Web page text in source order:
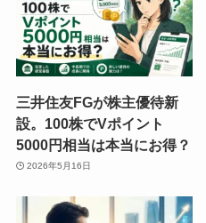
三井住友FGが株主優待新
設。100株でVポイント
5000円相当は本当にお得？
2026年5月16日